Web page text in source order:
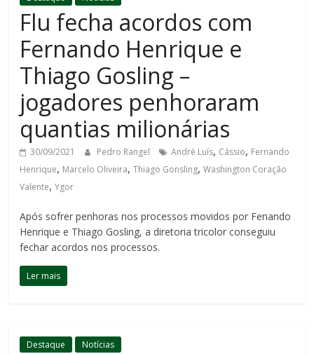
Flu fecha acordos com
Fernando Henrique e
Thiago Gosling –
jogadores penhoraram
quantias milionárias
30/09/2021 Pedro Rangel André Luís, Cássio, Fernando
Henrique, Marcelo Oliveira,Thiago Gonsling,Washington Coração
Valente,Ygor
Após sofrer penhoras nos processos movidos por Fenando
Henrique e Thiago Gosling, a diretoria tricolor conseguiu
fechar acordos nos processos.
Ler mais
Destaque Notícias